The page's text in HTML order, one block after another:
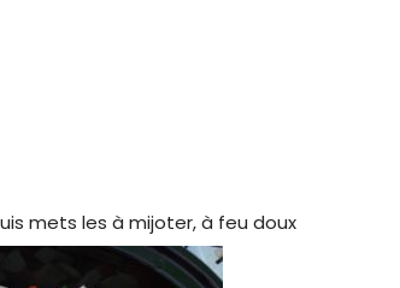
mets les à mijoter, à feu doux